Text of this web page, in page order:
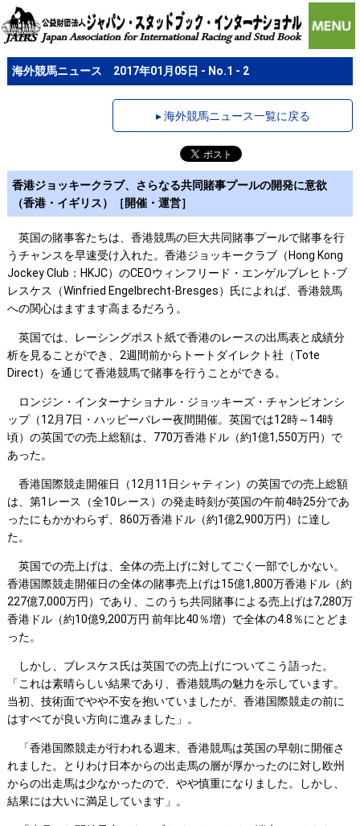
海外競馬ニュース 2017年01月05日 - No.1 - 2
▸ 海外競馬ニュース一覧に戻る
香港ジョッキークラブ、さらなる共同賭事プールの開発に意欲
（香港・イギリス）［開催・運営］
英国の賭事客たちは、香港競馬の巨大共同賭事プールで賭事を行
うチャンスを早速受け入れた。香港ジョッキークラブ（Hong Kong
Jockey Club：HKJC）のCEOウィンフリード・エンゲルブレヒト-ブ
レスケス（Winfried Engelbrecht-Bresges）氏によれば、香港競馬
への関心はますます高まるだろう。
英国では、レーシングポスト紙で香港のレースの出馬表と成績分
析を見ることができ、2週間前からトートダイレクト社（Tote
Direct）を通じて香港競馬で賭事を行うことができる。
ロンジン・インターナショナル・ジョッキーズ・チャンピオンシ
ップ（12月7日・ハッピーバレー夜間開催。英国では12時～14時
頃）の英国での売上総額は、770万香港ドル（約1億1,550万円）で
あった。
香港国際競走開催日（12月11日シャティン）の英国での売上総額
は、第1レース（全10レース）の発走時刻が英国の午前4時25分であ
ったにもかかわらず、860万香港ドル（約1億2,900万円）に達し
た。
英国での売上げは、全体の売上げに対してごく一部でしかない。
香港国際競走開催日の全体の賭事売上げは15億1,800万香港ドル（約
227億7,000万円）であり、このうち共同賭事による売上げは7,280万
香港ドル（約10億9,200万円 前年比40％増）で全体の4.8％にとどま
った。
しかし、ブレスケス氏は英国での売上げについてこう語った。
「これは素晴らしい結果であり、香港競馬の魅力を示しています。
当初、技術面でやや不安を抱いていましたが、香港国際競走の前に
はすべてが良い方向に進みました」。
「香港国際競走が行われる週末、香港競馬は英国の早朝に開催さ
れました。とりわけ日本からの出走馬の層が厚かったのに対し欧州
からの出走馬は少なかったので、やや慎重になりました。しかし、
結果には大いに満足しています」。